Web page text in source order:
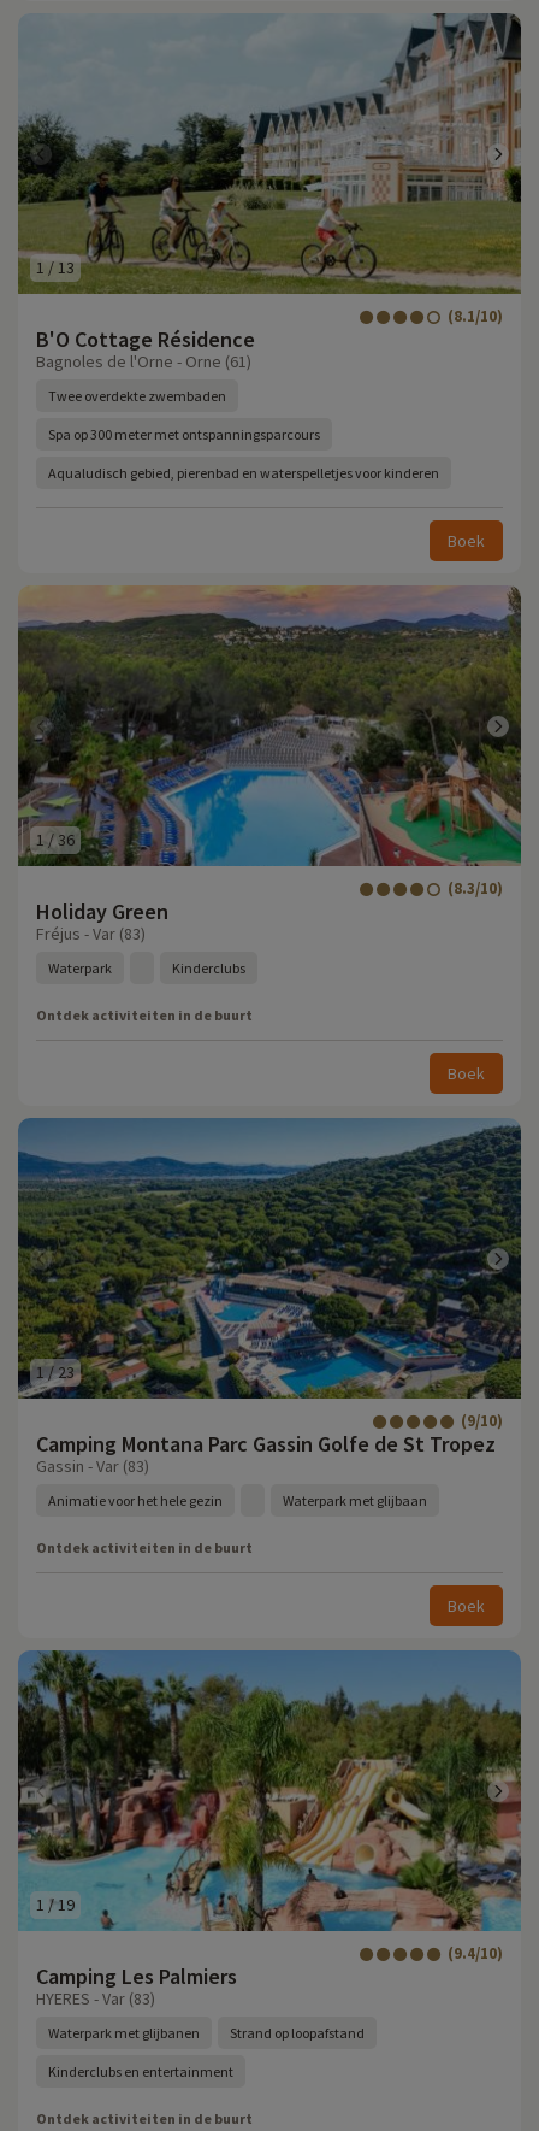
1/13
B'O Cottage Résidence
(8.1/10)
Bagnoles de l'Orne - Orne (61)
Twee overdekte zwembaden
Spa op 300 meter met ontspanningsparcours
Aqualudisch gebied, pierenbad en waterspelletjes voor kinderen
Boek
1 /36
Holiday Green
(8.3/10)
Fréjus - Var (83)
Waterpark Kinderclubs
Ontdek activiteiten in de buurt
Boek
1 /23
Camping Montana Parc Gassin Golfe de St Tropez
(9/10)
Gassin - Var (83)
Animatie voor het hele gezin Waterpark met glijbaan
Ontdek activiteiten in de buurt
Boek
1 /19
Camping Les Palmiers
(9.4/10)
HYERES - Var (83)
Waterpark met glijbanen Strand op loopafstand
Kinderclubs en entertainment
Ontdek activiteiten in de buurt